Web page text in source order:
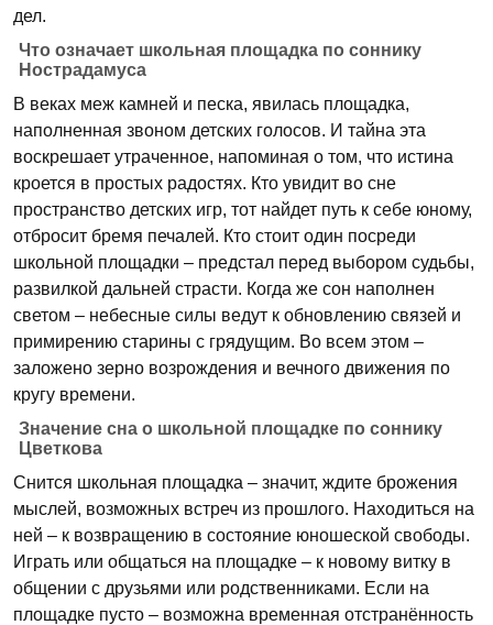
дел.
Что означает школьная площадка по соннику
Нострадамуса
В веках меж камней и песка, явилась площадка,
наполненная звоном детских голосов. И тайна эта
воскрешает утраченное, напоминая о том, что истина
кроется в простых радостях. Кто увидит во сне
пространство детских игр, тот найдет путь к себе юному,
отбросит бремя печалей. Кто стоит один посреди
школьной площадки – предстал перед выбором судьбы,
развилкой дальней страсти. Когда же сон наполнен
светом – небесные силы ведут к обновлению связей и
примирению старины с грядущим. Во всем этом –
заложено зерно возрождения и вечного движения по
кругу времени.
Значение сна о школьной площадке по соннику
Цветкова
Снится школьная площадка – значит, ждите брожения
мыслей, возможных встреч из прошлого. Находиться на
ней – к возвращению в состояние юношеской свободы.
Играть или общаться на площадке – к новому витку в
общении с друзьями или родственниками. Если на
площадке пусто – возможна временная отстранённость